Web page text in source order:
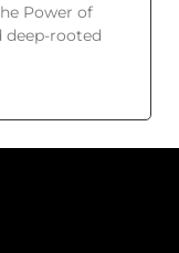
Power of
deep-rooted